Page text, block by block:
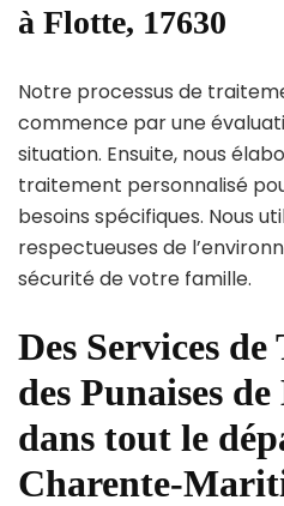
à Flotte, 17630
Notre processus de
commence par une
situation. Ensuite, nous
traitement personnalisé
besoins spécifiques. Nous
respectueuses de
sécurité de votre famille.
Des Services
des Punaises
dans tout le
Charente-